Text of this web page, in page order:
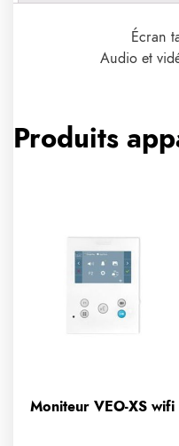
Écran
Audio et
Produits
Moniteur VEO-XS wifi